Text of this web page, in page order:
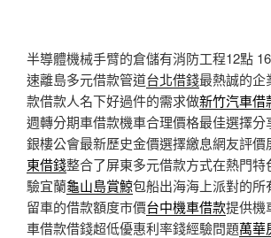
半導體機械手臂的倉儲有消防工程12點
速離島多元借款管道台北借錢最熱誠的企
款借款人名下好過件的需求做新竹汽車借
週轉分期車借款機車合理價格最佳選擇分
銀樓公會最新歷史金價選擇繳息網友評價
東借錢整合了屏東多元借款方式在熱門特
驗宜蘭龜山島賞鯨包船出海海上派對的所
留車的借款額度市價台中機車借款提供機
車借款借錢超低優惠利率錢經驗問題萬華